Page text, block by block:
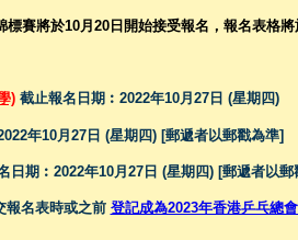
標賽將於10月20日開始接受報名，報名表格
)截止報名日期︰2022年10月27日 (星期四)
年10月27日 (星期四) [郵遞者以郵戳為準]
日期︰2022年10月27日 (星期四) [郵遞者以郵
報名表時或之前 登記成為2023年香港乒乓總